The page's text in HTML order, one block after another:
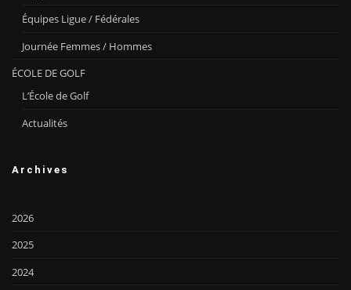
Équipes Ligue / Fédérales
Journée Femmes / Hommes
ÉCOLE DE GOLF
L’École de Golf
Actualités
Archives
2026
2025
2024